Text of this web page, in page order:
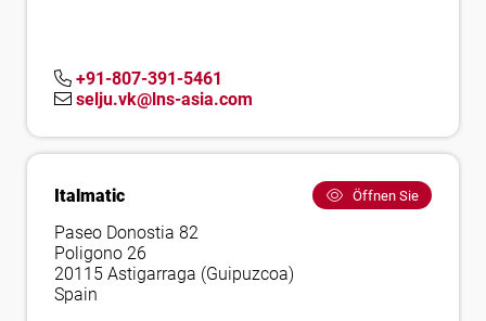
+91-807-391-5461
selju.vk@lns-asia.com
Italmatic Öffnen Sie
Paseo Donostia 82
Poligono 26
20115 Astigarraga (Guipuzcoa)
Spain